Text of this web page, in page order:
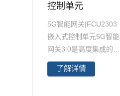
控制单元
5G智能网关|FCU2303
嵌入式控制单元5G智能
网关3.0是高度集成的新
一代5G智能通信网关。
5G智能网关高算力CP
了解详情